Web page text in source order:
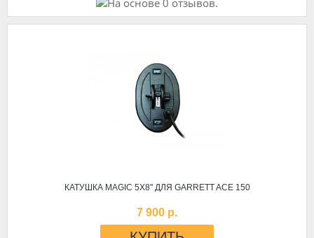
КАТУШКА MAGIC 5Х8'' ДЛЯ GARRETT AСЕ 150
7 900 р.